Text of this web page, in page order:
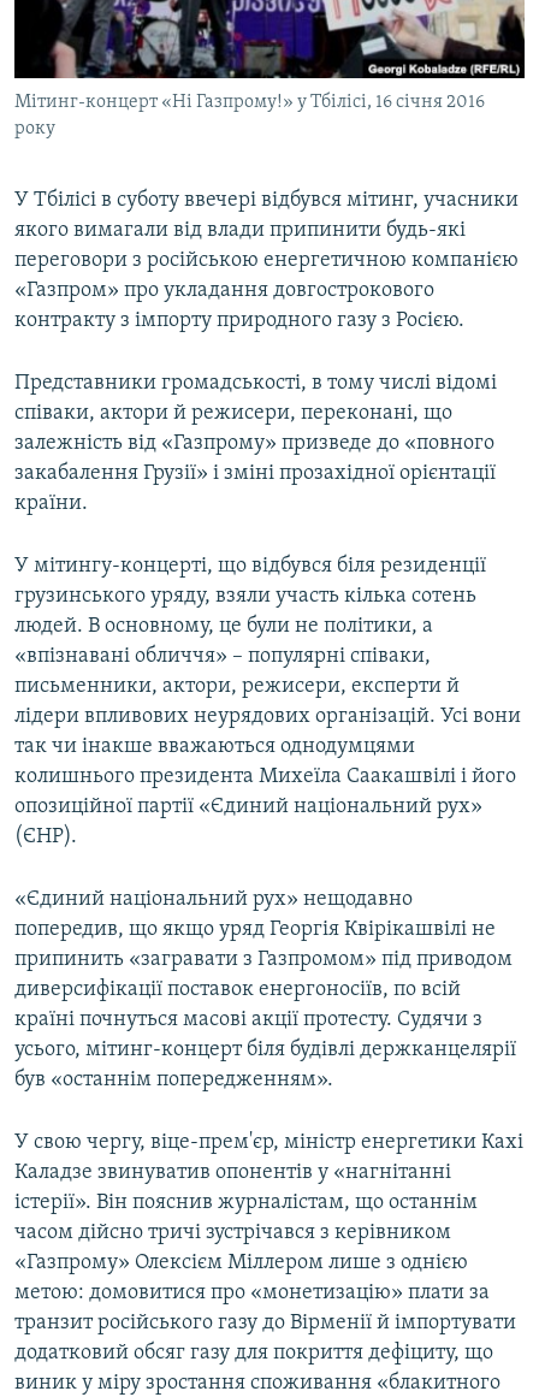
ВІДЕОУРОКИ «ELIFBE»
СВІДЧЕННЯ ОКУПАЦІЇ
УКРАЇНСЬКА ПРОБЛЕМА КРИМУ
Русский
Qırımtatar
Усі сайти RFE/RL
Мітинг-концерт «Ні Газпрому!» у Тбілісі, 16 січня 2016
року
У Тбілісі в суботу ввечері відбувся мітинг, учасники
якого вимагали від влади припинити будь-які
переговори з російською енергетичною компанією
«Газпром» про укладання довгострокового
контракту з імпорту природного газу з Росією.
Представники громадськості, в тому числі відомі
співаки, актори й режисери, переконані, що
залежність від «Газпрому» призведе до «повного
закабалення Грузії» і зміні прозахідної орієнтації
країни.
У мітингу-концерті, що відбувся біля резиденції
грузинського уряду, взяли участь кілька сотень
людей. В основному, це були не політики, а
«впізнавані обличчя» – популярні співаки,
письменники, актори, режисери, експерти й
лідери впливових неурядових організацій. Усі вони
так чи інакше вважаються однодумцями
колишнього президента Михеїла Саакашвілі і його
опозиційної партії «Єдиний національний рух»
(ЄНР).
«Єдиний національний рух» нещодавно
попередив, що якщо уряд Георгія Квірікашвілі не
припинить «загравати з Газпромом» під приводом
диверсифікації поставок енергоносіїв, по всій
країні почнуться масові акції протесту. Судячи з
усього, мітинг-концерт біля будівлі держканцелярії
був «останнім попередженням».
У свою чергу, віце-прем'єр, міністр енергетики Кахі
Каладзе звинуватив опонентів у «нагнітанні
істерії». Він пояснив журналістам, що останнім
часом дійсно тричі зустрічався з керівником
«Газпрому» Олексієм Міллером лише з однією
метою: домовитися про «монетизацію» плати за
транзит російського газу до Вірменії й імпортувати
додатковий обсяг газу для покриття дефіциту, що
виник у міру зростання споживання «блакитного